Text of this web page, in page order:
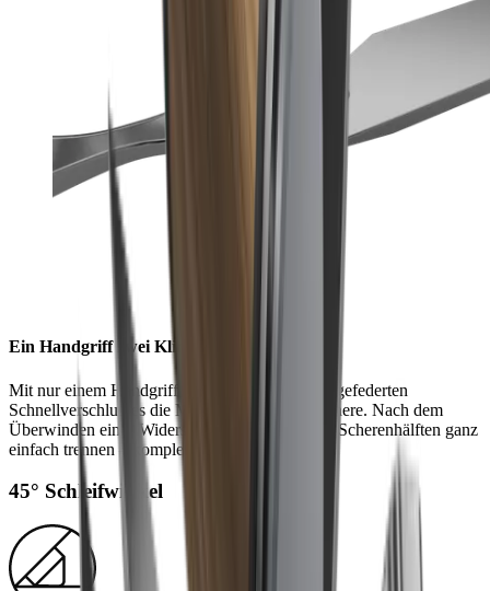
Ein Handgriff zwei Klingen
Mit nur einem Handgriff entfaltest du dank des gefederten
Schnellverschlusses die Magie der HORL® Schere. Nach dem
Überwinden eines Widerstandes lassen sich die Scherenhälften ganz
einfach trennen – komplett werkzeuglos.
45° Schleifwinkel